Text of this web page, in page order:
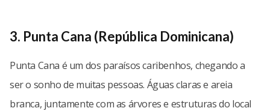
3. Punta Cana (República Dominicana)
Punta Cana é um dos paraísos caribenhos, chegando a
ser o sonho de muitas pessoas. Águas claras e areia
branca, juntamente com as árvores e estruturas do local